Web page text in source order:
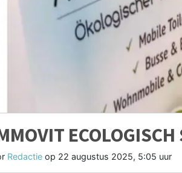
Redactie op 22 augustus 2025, 5:05 uur